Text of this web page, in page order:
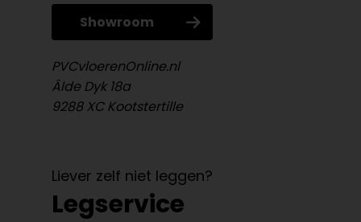
Showroom
PVCvloerenOnline.nl
Âlde Dyk 18a
9288 XC Kootstertille
Liever zelf niet leggen?
Legservice